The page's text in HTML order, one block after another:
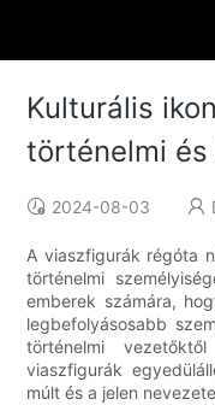
Kulturális
történelmi
2024-08-03
A viaszfigurák régóta
történelmi
emberek számára,
legbefolyásosabb
történelmi
viaszfigurák
múlt és a jelen